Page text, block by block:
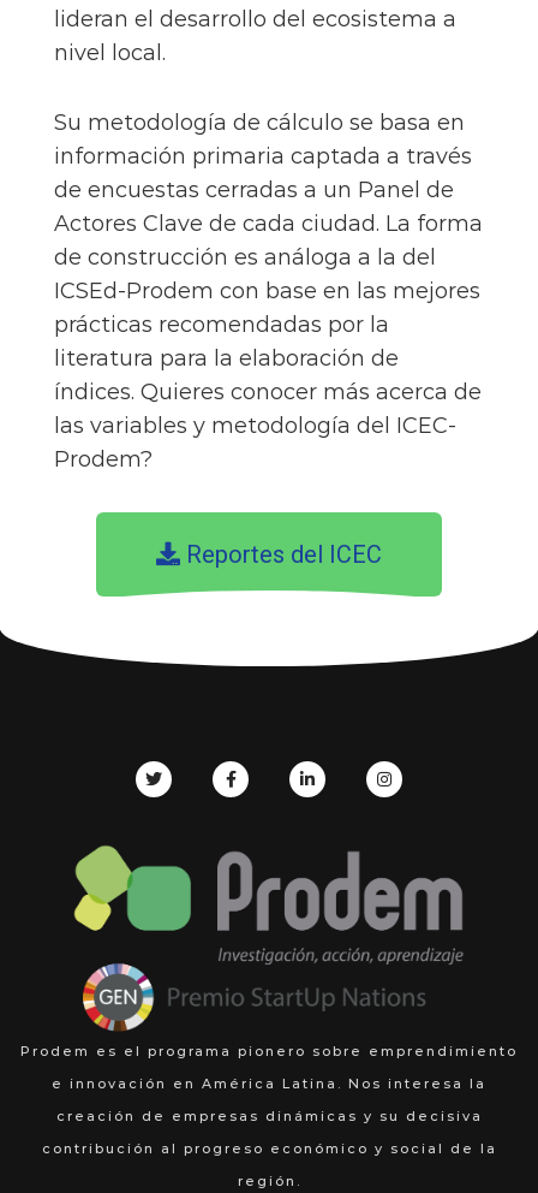
lideran el desarrollo del ecosistema a
nivel local.
Su metodología de cálculo se basa en
información primaria captada a través
de encuestas cerradas a un Panel de
Actores Clave de cada ciudad. La forma
de construcción es análoga a la del
ICSEd-Prodem con base en las mejores
prácticas recomendadas por la
literatura para la elaboración de
índices. Quieres conocer más acerca de
las variables y metodología del ICEC-
Prodem?
Reportes del ICEC
Prodem es el programa pionero sobre emprendimiento
e innovación en América Latina. Nos interesa la
creación de empresas dinámicas y su decisiva
contribución al progreso económico y social de la
región.